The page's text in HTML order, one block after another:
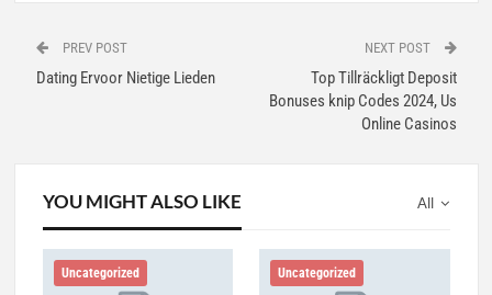
PREV POST
Dating Ervoor Nietige Lieden
NEXT POST
Top Tillräckligt Deposit
Bonuses knip Codes 2024, Us
Online Casinos
All
YOU MIGHT ALSO LIKE
Uncategorized Uncategorized